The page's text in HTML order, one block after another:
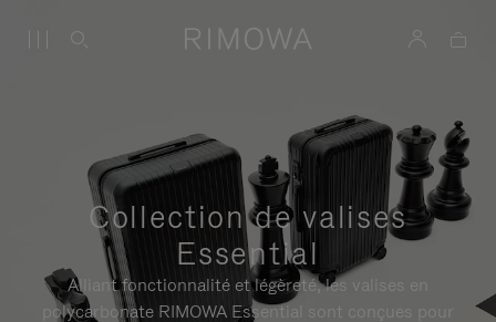
Collection de valises
Essential
Alliant fonctionnalité et légèreté, les valises en
polycarbonate RIMOWA Essential sont conçues pour